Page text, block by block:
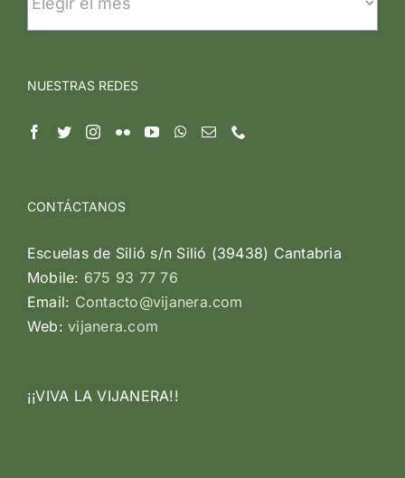
noticias
NUESTRAS REDES
CONTÁCTANOS
Escuelas de Silió s/n Silió (39438) Cantabria
Mobile: 675 93 77 76
Email: Contacto@vijanera.com
Web:vijanera.com
¡¡VIVA LA VIJANERA!!